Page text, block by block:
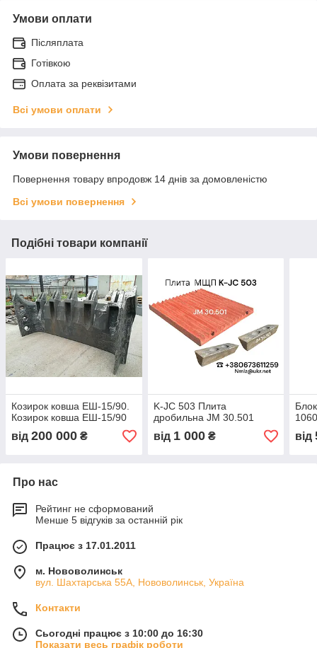
Умови оплати
Післяплата
Готівкою
Оплата за реквізитами
Всі умови оплати
Умови повернення
Повернення товару впродовж 14 днів за домовленістю
Всі умови повернення
Подібні товари компанії
Козирок ковша ЕШ-15/90.
Козирок ковша ЕШ-15/90
від 200 000 ₴
K-JC 503 Плита
дробильна JM 30.501
від 1 000₴ від
Про нас
Рейтинг не сформований
Менше 5 відгуків за останній рік
Працює з 17.01.2011
м. Нововолинськ
вул. Шахтарська 55А, Нововолинськ, Україна
Контакти
Сьогодні працює з 10:00 до 16:30
Показати весь графік роботи